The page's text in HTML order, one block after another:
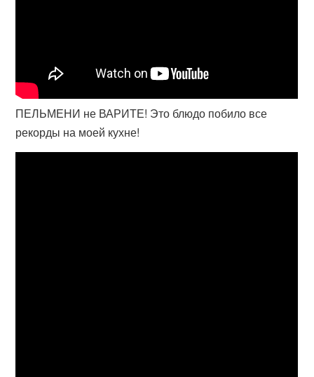
ПЕЛЬМЕНИ не ВАРИТЕ! Это блюдо побило все
рекорды на моей кухне!